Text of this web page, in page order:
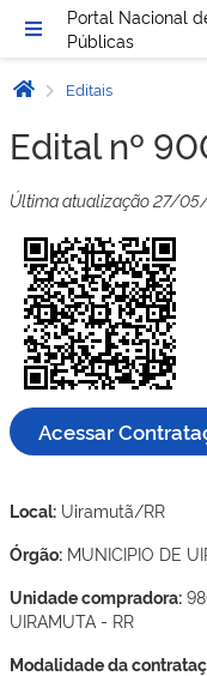
Portal Nacional
Públicas
Editais
Edital nº
Última atualização 27/
Acessar
Local: Uiramutã/RR
Órgão: MUNICIPIO DE
Unidade compradora:
UIRAMUTA - RR
Modalidade da